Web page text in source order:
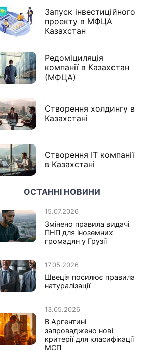
Запуск інвестиційного
проекту в МФЦА
Казахстан
Редоміциляція
компанії в Казахстан
(МФЦА)
Створення холдингу в
Казахстані
Створення IT компанії
в Казахстані
ОСТАННІ НОВИНИ
15.07.2026
Змінено правила видачі
ПНП для іноземних
громадян у Грузії
17.05.2026
Швеція посилює правила
натуралізації
13.05.2026
В Аргентині
запроваджено нові
критерії для класифікації
МСП